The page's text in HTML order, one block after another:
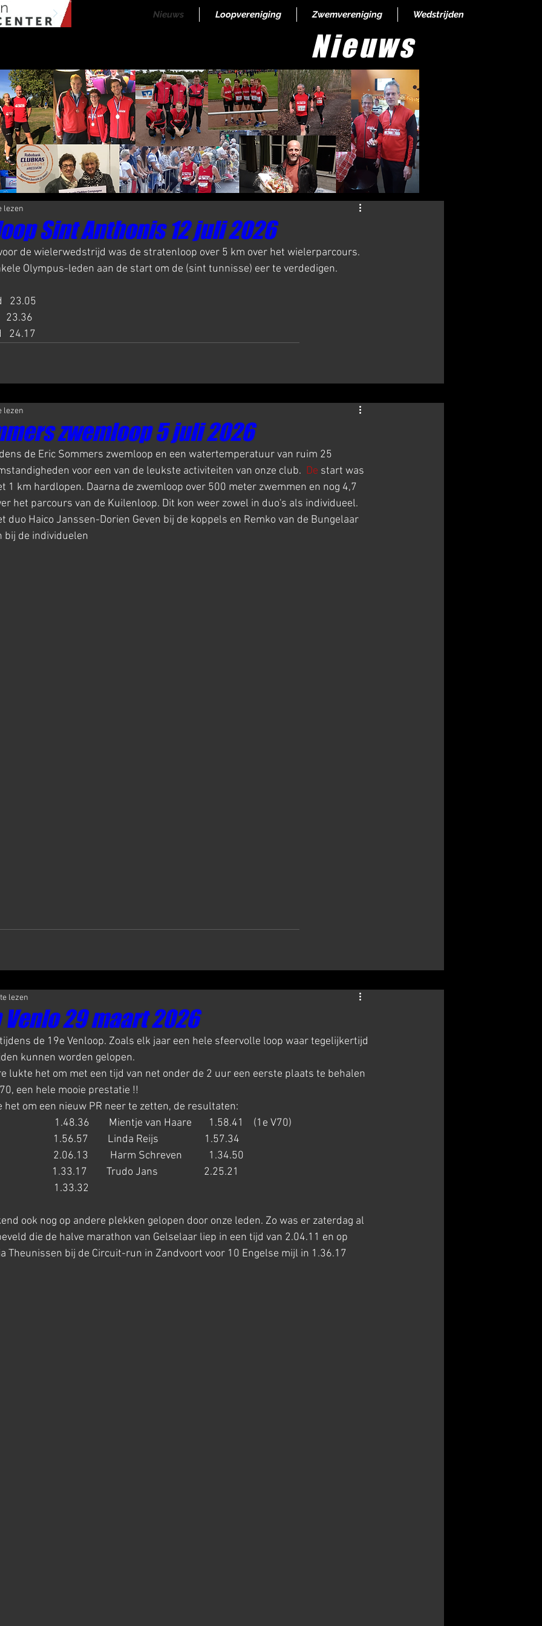
Nieuws Loopvereniging Zwemvereniging Wedstrijden
Nieuws
Halve Marathon Nieuws Rundje Mill Nieuws Kuilenloop Nieuws
Sint Anthonis 12 juli 2026
lezen
de wielerwedstrijd was de stratenloop over 5 km over het wielerparcours.
Olympus-leden aan de start om de (sint tunnisse) eer te verdedigen.
23.05
23.36
24.17
zwemloop 5 juli 2026
lezen
de Eric Sommers zwemloop en een watertemperatuur van ruim 25
voor een van de leukste activiteiten van onze club.
  De
start was
1 km hardlopen. Daarna de zwemloop over 500 meter zwemmen en nog 4,7
het parcours van de Kuilenloop. Dit kon weer zowel in duo's als individueel.
duo Haico Janssen-Dorien Geven bij de koppels en Remko van de Bungelaar
bij de individuelen
Venlo 29 maart 2026
lezen
de 19e Venloop. Zoals elk jaar een hele sfeervolle loop waar tegelijkertijd
kunnen worden gelopen.
lukte het om met een tijd van net onder de 2 uur een eerste plaats te behalen
een hele mooie prestatie !!
het om een nieuw PR neer te zetten, de resultaten:
1.48.36        Mientje van Haare       1.58.41    (1e V70)
1.56.57        Linda Reijs                   1.57.34
2.06.13         Harm Schreven           1.34.50
1.33.17        Trudo Jans                   2.25.21
1.33.32
ook nog op andere plekken gelopen door onze leden. Zo was er zaterdag al
die de halve marathon van Gelselaar liep in een tijd van 2.04.11 en op
Theunissen bij de Circuit-run in Zandvoort voor 10 Engelse mijl in 1.36.17